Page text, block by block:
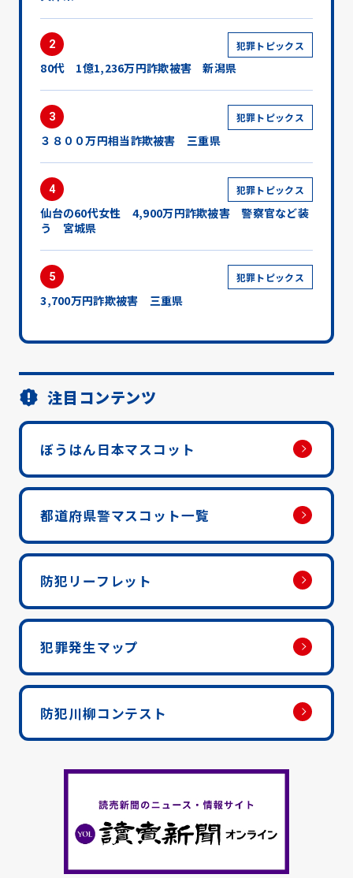
2 犯罪トピックス
80代 1億1,236万円詐欺被害 新潟県
3 犯罪トピックス
３８００万円相当詐欺被害 三重県
4 犯罪トピックス
仙台の60代女性 4,900万円詐欺被害 警察官など装
う 宮城県
5 犯罪トピックス
3,700万円詐欺被害 三重県
注目コンテンツ
ぼうはん日本マスコット
都道府県警マスコット一覧
防犯リーフレット
犯罪発生マップ
防犯川柳コンテスト